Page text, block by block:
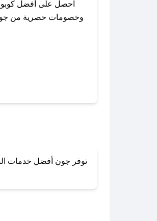
احصل على أفضل
وخصومات حصرية من جون
باستخدام
توفر جون أفضل خدمات